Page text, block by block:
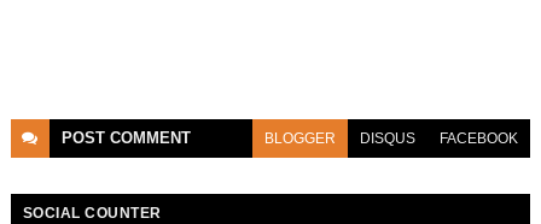
POST COMMENT BLOGGER DISQUS FACEBOOK
SOCIAL COUNTER